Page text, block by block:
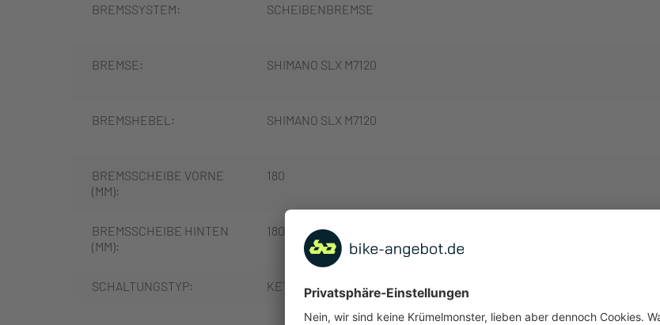
BREMSSYSTEM: SCHEIBENBREMSE
BREMSE: SHIMANO SLX M7120
BREMSHEBEL: SHIMANO SLX M7120
BREMSSCHEIBE VORNE
(MM):
180
BREMSSCHEIBE HINTEN
(MM):
180
SCHALTUNGSTYP: KETTENSCHALTUNG